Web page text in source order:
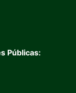
Públicas: